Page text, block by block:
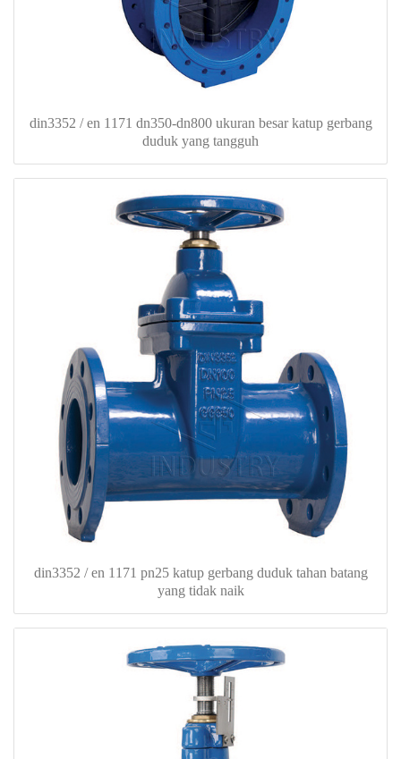
din3352 / en 1171 dn350-dn800 ukuran besar katup gerbang
duduk yang tangguh
din3352 / en 1171 pn25 katup gerbang duduk tahan batang
yang tidak naik